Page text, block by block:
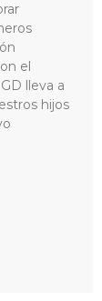
el
lleva a
hijos